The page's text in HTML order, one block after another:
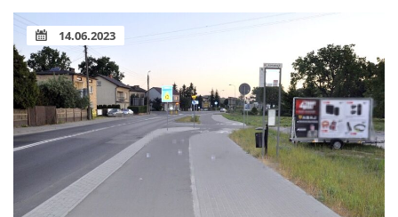
14.06.2023